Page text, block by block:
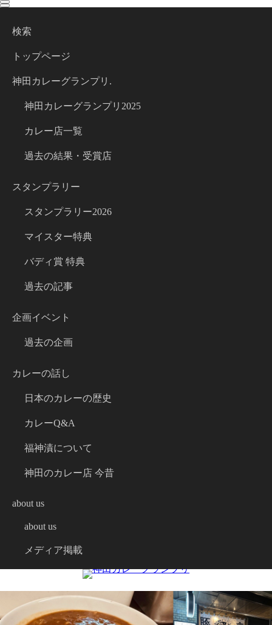
toggle
toggle
検索
トップページ
神田カレーグランプリ.
神田カレーグランプリ2025
カレー店一覧
過去の結果・受賞店
スタンプラリー
スタンプラリー2026
マイスター特典
バディ賞 特典
過去の記事
企画イベント
過去の企画
カレーの話し
日本のカレーの歴史
カレーQ&A
福神漬について
神田のカレー店 今昔
about us
about us
メディア掲載